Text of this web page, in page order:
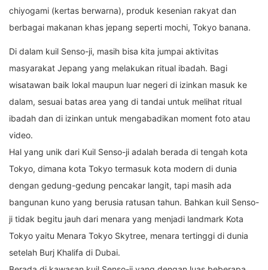
chiyogami (kertas berwarna), produk kesenian rakyat dan
berbagai makanan khas jepang seperti mochi, Tokyo banana.
Di dalam kuil Senso-ji, masih bisa kita jumpai aktivitas
masyarakat Jepang yang melakukan ritual ibadah. Bagi
wisatawan baik lokal maupun luar negeri di izinkan masuk ke
dalam, sesuai batas area yang di tandai untuk melihat ritual
ibadah dan di izinkan untuk mengabadikan moment foto atau
video.
Hal yang unik dari Kuil Senso-ji adalah berada di tengah kota
Tokyo, dimana kota Tokyo termasuk kota modern di dunia
dengan gedung-gedung pencakar langit, tapi masih ada
bangunan kuno yang berusia ratusan tahun. Bahkan kuil Senso-
ji tidak begitu jauh dari menara yang menjadi landmark Kota
Tokyo yaitu Menara Tokyo Skytree, menara tertinggi di dunia
setelah Burj Khalifa di Dubai.